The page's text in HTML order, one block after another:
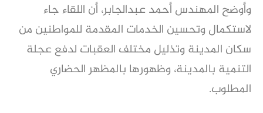
وأوضح المهندس أحمد عبدالجابر، أن اللقاء جاء
لاستكمال وتحسين الخدمات المقدمة للمواطنين من
سكان المدينة وتذليل مختلف العقبات لدفع عجلة
التنمية بالمدينة، وظهورها بالمظهر الحضاري
المطلوب.